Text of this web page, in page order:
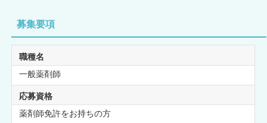
募集要項
職種名
一般薬剤師
応募資格
薬剤師免許をお持ちの方